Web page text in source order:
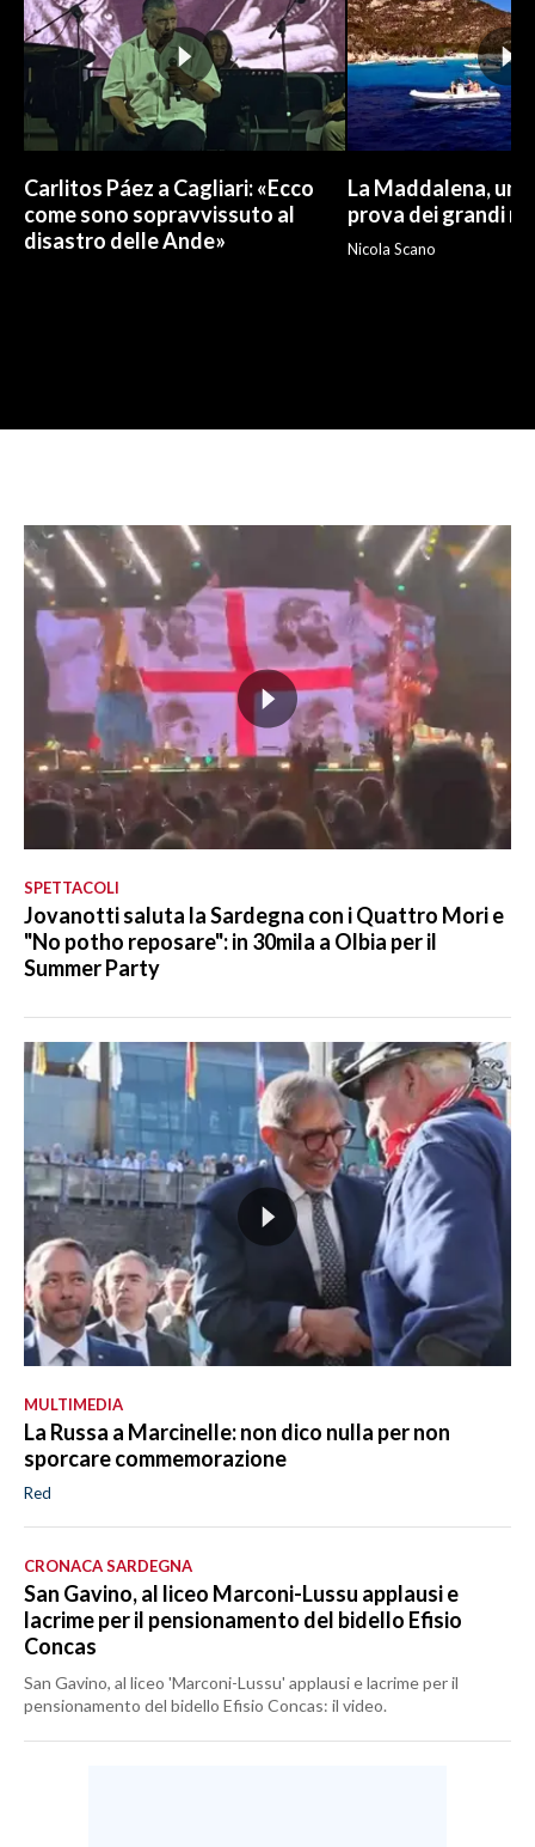
Carlitos Páez a Cagliari: «Ecco
come sono sopravvissuto al
disastro delle Ande»
La Maddalena, un
prova dei grandi
Nicola Scano
SPETTACOLI
Jovanotti saluta la Sardegna con i Quattro Mori e
"No potho reposare": in 30mila a Olbia per il
Summer Party
MULTIMEDIA
La Russa a Marcinelle: non dico nulla per non
sporcare commemorazione
Red
CRONACA SARDEGNA
San Gavino, al liceo Marconi-Lussu applausi e
lacrime per il pensionamento del bidello Efisio
Concas
San Gavino, al liceo 'Marconi-Lussu' applausi e lacrime per il
pensionamento del bidello Efisio Concas: il video.